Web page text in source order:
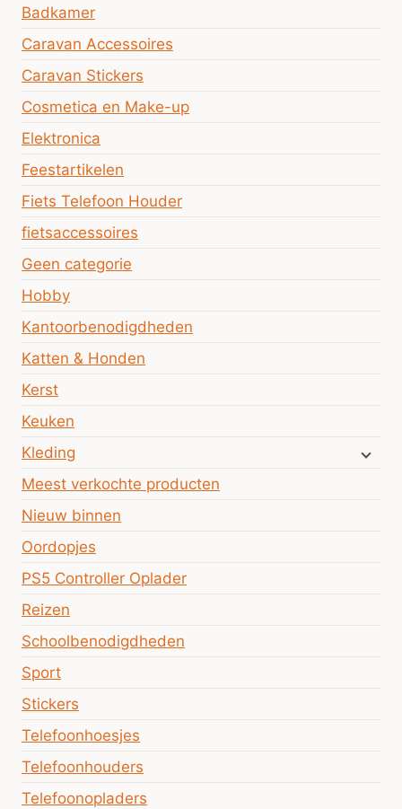
Badkamer
Caravan Accessoires
Caravan Stickers
Cosmetica en Make-up
Elektronica
Feestartikelen
Fiets Telefoon Houder
fietsaccessoires
Geen categorie
Hobby
Kantoorbenodigdheden
Katten & Honden
Kerst
Keuken
Kleding
Meest verkochte producten
Nieuw binnen
Oordopjes
PS5 Controller Oplader
Reizen
Schoolbenodigdheden
Sport
Stickers
Telefoonhoesjes
Telefoonhouders
Telefoonopladers